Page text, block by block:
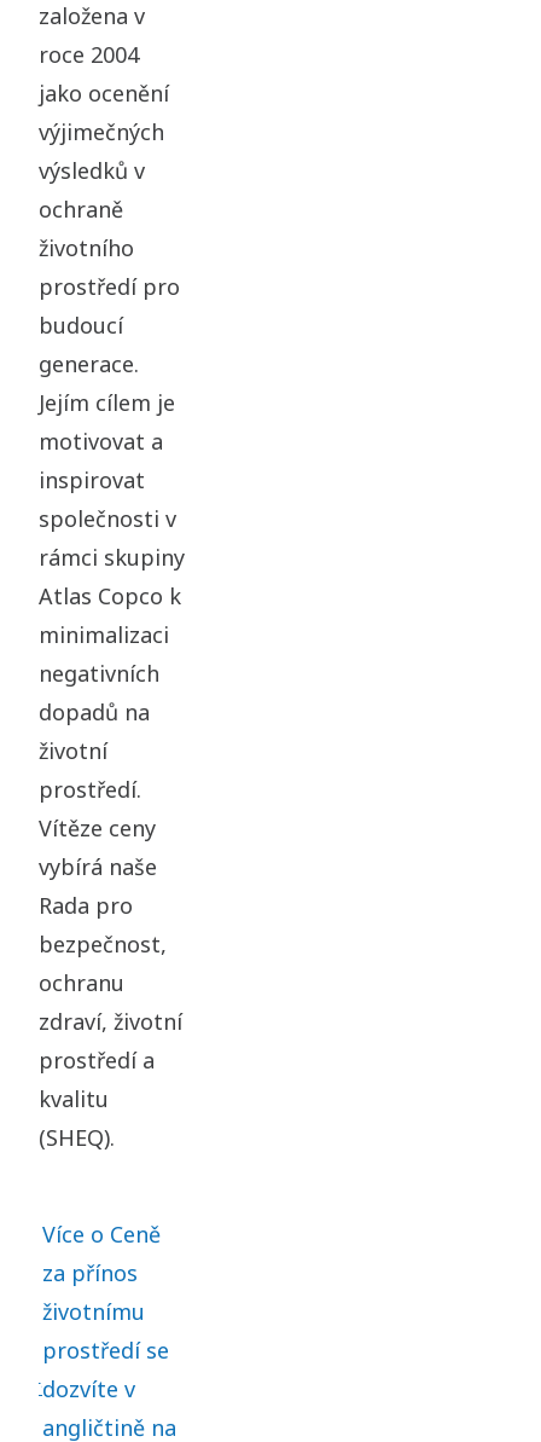
založena v
roce 2004
jako ocenění
výjimečných
výsledků v
ochraně
životního
prostředí pro
budoucí
generace.
Jejím cílem je
motivovat a
inspirovat
společnosti v
rámci skupiny
Atlas Copco k
minimalizaci
negativních
dopadů na
životní
prostředí.
Vítěze ceny
vybírá naše
Rada pro
bezpečnost,
ochranu
zdraví, životní
prostředí a
kvalitu
(SHEQ).
Více o Ceně
za přínos
životnímu
prostředí se
dozvíte v
angličtině na